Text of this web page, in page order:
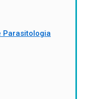
Parasitologia